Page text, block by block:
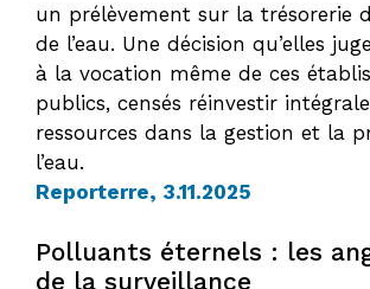
un prélèvement sur la trésorerie
de l’eau. Une décision qu’elles
à la vocation même de ces
publics, censés réinvestir
ressources dans la gestion et la
l’eau.
Reporterre, 3.11.2025
Polluants éternels : les
de la surveillance